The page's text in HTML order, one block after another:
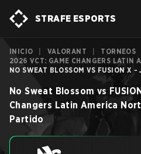
STRAFE ESPORTS
INICIO VALORANT TORNEOS
2026 VCT: GAME CHANGERS LATIN
NO SWEAT BLOSSOM VS FUSION X -
No Sweat Blossom vs
Changers Latin America
Partido